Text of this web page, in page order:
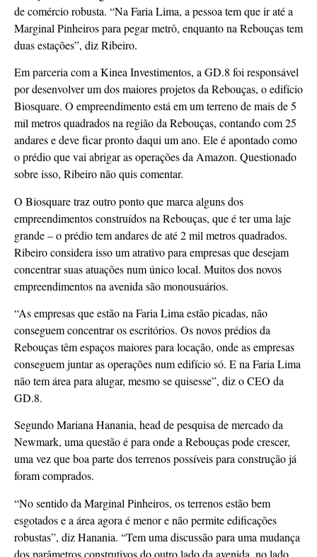
de comércio robusta. “Na Faria Lima, a pessoa tem que ir até a
Marginal Pinheiros para pegar metrô, enquanto na Rebouças tem
duas estações”, diz Ribeiro.
Em parceria com a Kinea Investimentos, a GD.8 foi responsável
por desenvolver um dos maiores projetos da Rebouças, o edifício
Biosquare. O empreendimento está em um terreno de mais de 5
mil metros quadrados na região da Rebouças, contando com 25
andares e deve ficar pronto daqui um ano. Ele é apontado como
o prédio que vai abrigar as operações da Amazon. Questionado
sobre isso, Ribeiro não quis comentar.
O Biosquare traz outro ponto que marca alguns dos
empreendimentos construídos na Rebouças, que é ter uma laje
grande – o prédio tem andares de até 2 mil metros quadrados.
Ribeiro considera isso um atrativo para empresas que desejam
concentrar suas atuações num único local. Muitos dos novos
empreendimentos na avenida são monousuários.
“As empresas que estão na Faria Lima estão picadas, não
conseguem concentrar os escritórios. Os novos prédios da
Rebouças têm espaços maiores para locação, onde as empresas
conseguem juntar as operações num edifício só. E na Faria Lima
não tem área para alugar, mesmo se quisesse”, diz o CEO da
GD.8.
Segundo Mariana Hanania, head de pesquisa de mercado da
Newmark, uma questão é para onde a Rebouças pode crescer,
uma vez que boa parte dos terrenos possíveis para construção já
foram comprados.
“No sentido da Marginal Pinheiros, os terrenos estão bem
esgotados e a área agora é menor e não permite edificações
robustas”, diz Hanania. “Tem uma discussão para uma mudança
dos parâmetros construtivos do outro lado da avenida, no lado